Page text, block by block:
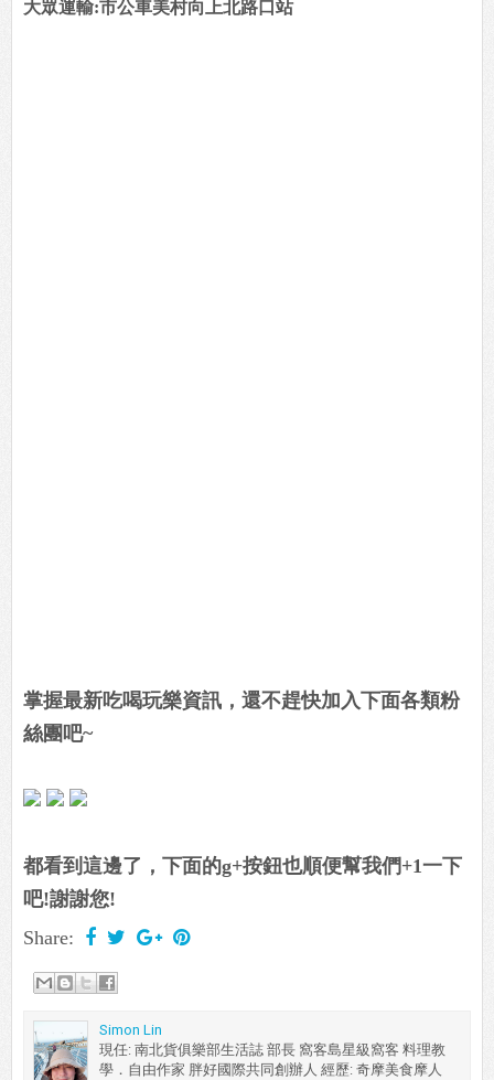
大眾運輸:市公車美村向上北路口站
掌握最新吃喝玩樂資訊，還不趕快加入下面各類粉
絲團吧~
都看到這邊了，下面的g+按鈕也順便幫我們+1一下
吧!謝謝您!
Share:
Simon Lin
現任: 南北貨俱樂部生活誌 部長 窩客島星級窩客 料理教
學．自由作家 胖好國際共同創辦人 經歷: 奇摩美食摩人